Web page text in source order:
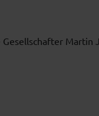
Martin